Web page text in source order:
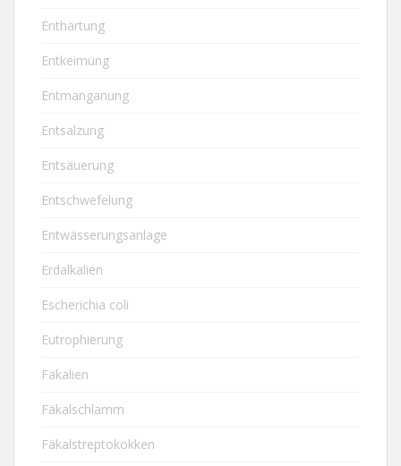
Enthärtung
Entkeimung
Entmanganung
Entsalzung
Entsäuerung
Entschwefelung
Entwässerungsanlage
Erdalkalien
Escherichia coli
Eutrophierung
Fäkalien
Fäkalschlamm
Fäkalstreptokokken